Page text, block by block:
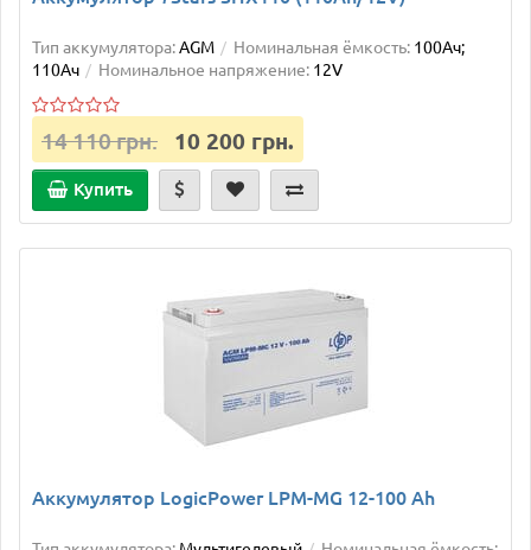
Тип аккумулятора:AGM Номинальная ёмкость: 100Ач;
110Ач
Номинальное напряжение: 12V
14 110 грн. 10 200 грн.
Купить
Аккумулятор LogicPower LPM-MG 12-100 Ah